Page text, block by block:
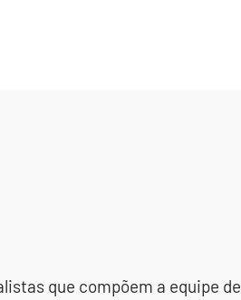
que compõem a equipe de